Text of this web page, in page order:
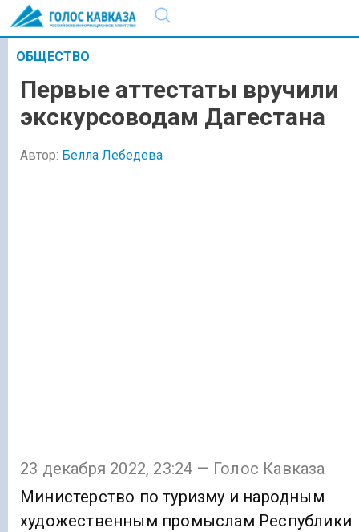
ОБЩЕСТВО
Первые аттестаты вручили
экскурсоводам Дагестана
Автор: Белла Лебедева
23 декабря 2022, 23:24 — Голос Кавказа
Министерство по туризму и народным
художественным промыслам Республики